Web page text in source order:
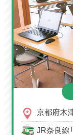
京都府木
JR奈良線